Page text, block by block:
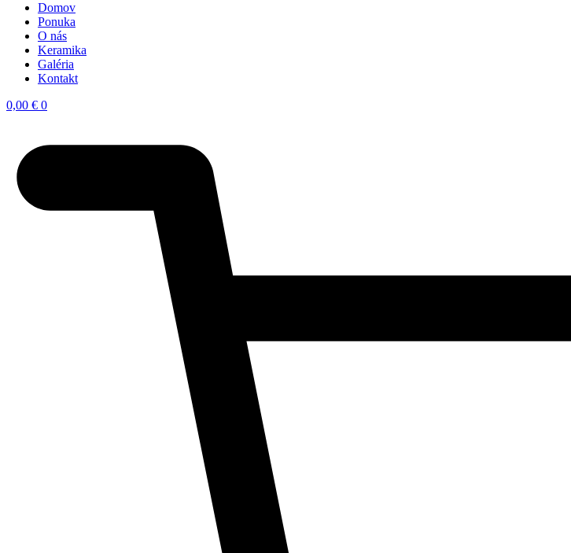
Domov
Ponuka
O nás
Keramika
Galéria
Kontakt
0,00 € 0